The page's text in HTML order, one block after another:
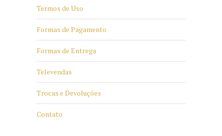
Termos de Uso
Formas de Pagamento
Formas de Entrega
Televendas
Trocas e Devoluções
Contato